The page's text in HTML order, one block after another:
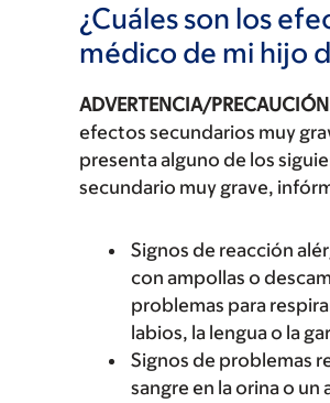
¿Cuáles son los
médico de mi hijo
ADVERTENCIA/
efectos secundarios muy
presenta alguno de los
secundario muy grave,
Signos de reacción
con ampollas o
problemas para
labios, la lengua o la
Signos de problemas
sangre en la orina o